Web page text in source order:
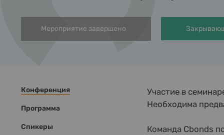
Мероприятие завершено
Конференция
Программа
Спикеры
Участие в
Необходима
Команда Cbonds